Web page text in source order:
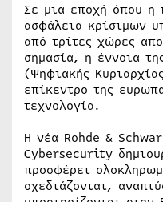
Σε μια εποχή όπου η
ασφάλεια κρίσιμων
από τρίτες χώρες
σημασία, η έννοια
(Ψηφιακής
επίκεντρο της
τεχνολογία.
Η νέα Rohde &
Cybersecurity
προσφέρει
σχεδιάζονται,